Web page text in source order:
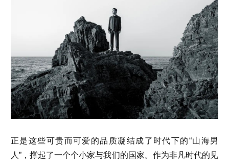
正是这些可贵而可爱的品质凝结成了时代下的“山海男
人”，撑起了一个个小家与我们的国家。作为非凡时代的见